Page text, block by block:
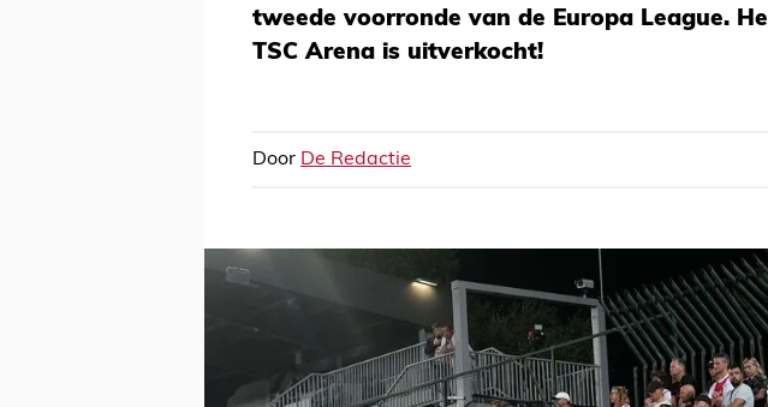
tweede voorronde van de Europa League.
TSC Arena is uitverkocht!
Door De Redactie